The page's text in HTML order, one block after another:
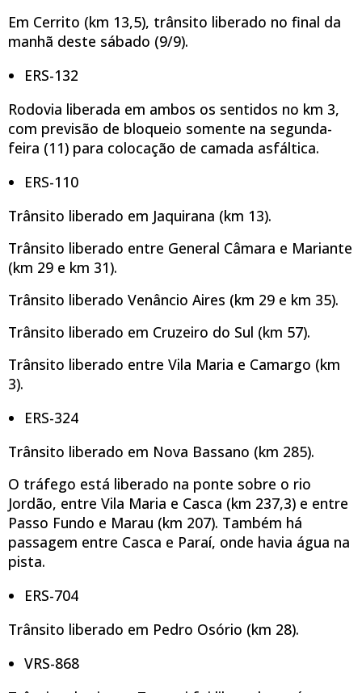
Em Cerrito (km 13,5), trânsito liberado no final da
manhã deste sábado (9/9).
ERS-132
Rodovia liberada em ambos os sentidos no km 3,
com previsão de bloqueio somente na segunda-
feira (11) para colocação de camada asfáltica.
ERS-110
Trânsito liberado em Jaquirana (km 13).
Trânsito liberado entre General Câmara e Mariante
(km 29 e km 31).
Trânsito liberado Venâncio Aires (km 29 e km 35).
Trânsito liberado em Cruzeiro do Sul (km 57).
Trânsito liberado entre Vila Maria e Camargo (km
3).
ERS-324
Trânsito liberado em Nova Bassano (km 285).
O tráfego está liberado na ponte sobre o rio
Jordão, entre Vila Maria e Casca (km 237,3) e entre
Passo Fundo e Marau (km 207). Também há
passagem entre Casca e Paraí, onde havia água na
pista.
ERS-704
Trânsito liberado em Pedro Osório (km 28).
VRS-868